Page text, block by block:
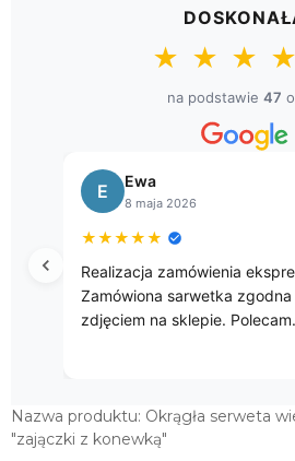
★ ★ ★ ★
na podstawie 47
E Ewa
8 maja 2026
★★★★★
Realizacja zamówienia
Zamówiona sarwetka
zdjęciem na sklepie. Polecam.
Nazwa produktu: Okrągła serweta
"zajączki z konewką"